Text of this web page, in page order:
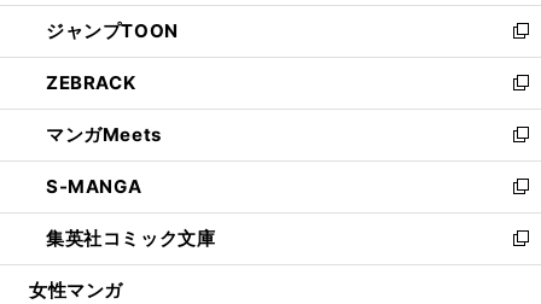
開
く
ウ
で
開
く
ン
ド
ウ
で
開
く
ウ
ィ
ン
ド
ウ
で
開
く
し
い
ウ
ィ
ン
ド
ウ
で
開
く
ジャンプTOON
新
し
い
ウ
ィ
ン
ド
ウ
で
開
ZEBRACK
新
し
い
ウ
ィ
ン
ド
ウ
マンガMeets
新
し
い
ウ
ィ
ン
S-MANGA
新
し
い
ウ
集英社コミック文庫
新
し
女性マンガ